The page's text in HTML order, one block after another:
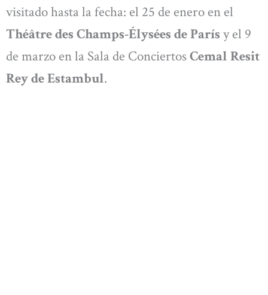
visitado hasta la fecha: el 25 de enero en el
Théâtre des Champs-Élysées de París y el 9
de marzo en la Sala de ConciertosCemal Resit
Rey de Estambul.